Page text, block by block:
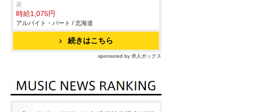
家
時給1,075円
アルバイト・パート / 北海道
続きはこちら
sponsored by 求人ボックス